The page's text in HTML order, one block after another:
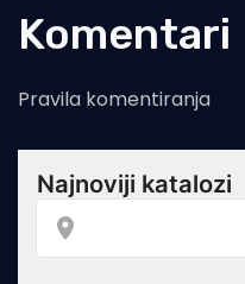
Komentari
Pravila komentiranja